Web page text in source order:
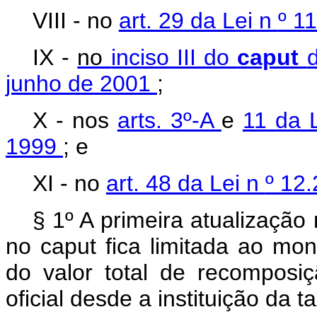
VIII - no art. 29 da Lei n º
IX - no inciso III do caput
junho de 2001 ;
X - nos arts. 3º-A e 11 da
1999 ; e
XI - no art. 48 da Lei n º
§ 1º A primeira
no caput fica limitada ao
do valor total de
oficial desde a instituição da